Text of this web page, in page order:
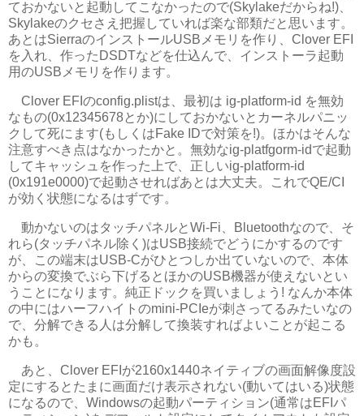
ておかないと起動してこなかったので(Skylakeだからね!)、
Skylakeのクセさえ把握していれば楽な部類だと思います。
あとはSierraのインストールUSBメモリを作り、Clover EFI
を入れ、作ったDSDTなどを仕込んで、インストーラ起動
用のUSBメモリを作ります。
Clover EFIのconfig.plistは、最初は ig-platform-id を無効
なもの(0x12345678とか)にしておかないとカーネルパニッ
クして死にます(もしくはFake IDで対策を!)。ほかはそんな
注意すべき点はなかったかと。無効なig-platfgorm-idで起動
してキャッシュを作った上で、正しいig-platform-id
(0x191e0000)で起動させればあとは大丈夫。これでQE/CI
が効く状態になるはずです。
動かないのはタッチパネルとWi-Fi、Bluetoothなので、そ
れら(タッチパネル除く)はUSB接続でどうにかするのです
が、この端末はUSB-Cがひとつしか出ていないので、本体
からの変換でぶら下げるとほかのUSB機器が使えないとい
うことになります。純正ドックを買いましょう! なんか本体
の中にはハーフハイトのmini-PCIeが刺さってるみたいなの
で、分解できる人は分解して換装すればよいことが起こる
かも。
あと、Clover EFIが2160x1440ネイティブの画面解像度設
定にするとたまに画面だけ表示されない(動いてはいる)状態
になるので、Windowsの起動パーティション(通常はEFIパ